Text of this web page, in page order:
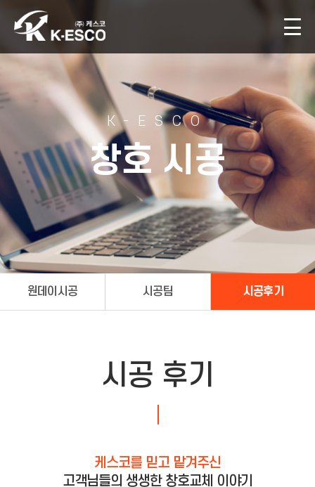
K-ESCO
창호 시공
원데이시공 시공팀 시공후기
시공 후기
케스코를 믿고 맡겨주신
고객님들의 생생한 창호교체 이야기